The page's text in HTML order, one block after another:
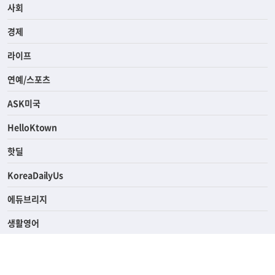
사회
경제
라이프
연예/스포츠
ASK미국
HelloKtown
핫딜
KoreaDailyUs
에듀브리지
생활영어